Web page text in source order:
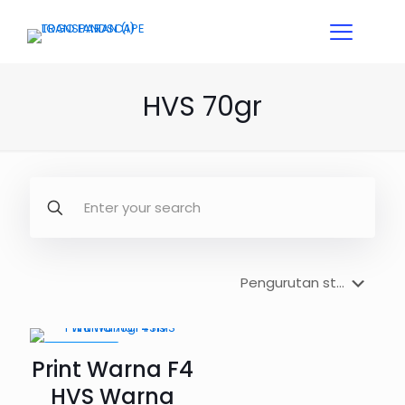
HVS 70gr
Print Warna F4
HVS Warna